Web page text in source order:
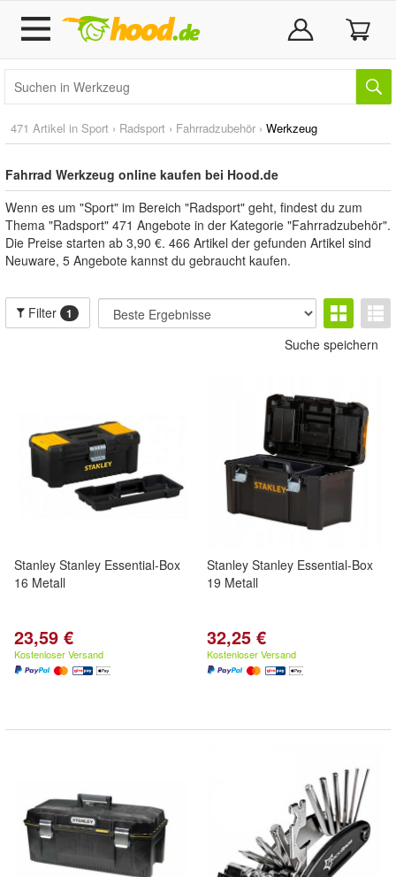
471 Artikel in Sport › Radsport › Fahrradzubehör › Werkzeug
Fahrrad Werkzeug online kaufen bei Hood.de
Wenn es um "Sport" im Bereich "Radsport" geht, findest du zum
Thema "Radsport" 471 Angebote in der Kategorie "Fahrradzubehör".
Die Preise starten ab 3,90 €. 466 Artikel der gefunden Artikel sind
Neuware, 5 Angebote kannst du gebraucht kaufen.
Filter 1
Suche speichern
Stanley Stanley Essential-Box
16 Metall
23,59 €
Kostenloser Versand
Stanley Stanley Essential-Box
19 Metall
32,25 €
Kostenloser Versand